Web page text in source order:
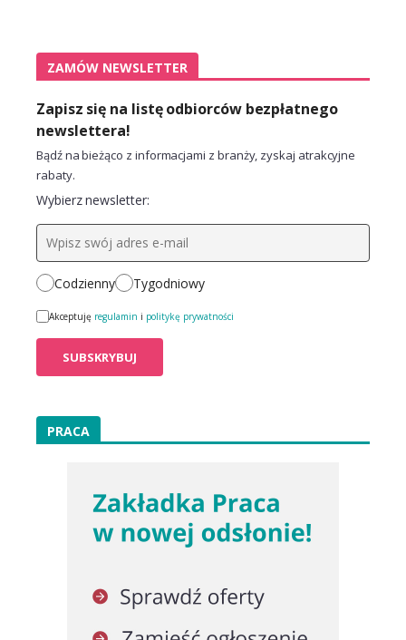
ZAMÓW NEWSLETTER
Zapisz się na listę odbiorców bezpłatnego
newslettera!
Bądź na bieżąco z informacjami z branży, zyskaj atrakcyjne
rabaty.
Wybierz newsletter:
Codzienny Tygodniowy
Akceptuję regulamin i politykę prywatności
PRACA